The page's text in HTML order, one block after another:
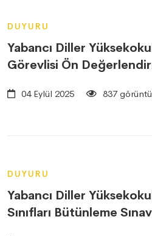
DUYURU
Yabancı Diller
Görevlisi Ön
04 Eylül 2025 837
DUYURU
Yabancı Diller
Sınıfları Bütünleme